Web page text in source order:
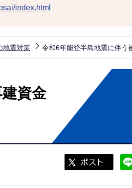
index.html
地震対策 令和6年能登半島地震に伴う
資金